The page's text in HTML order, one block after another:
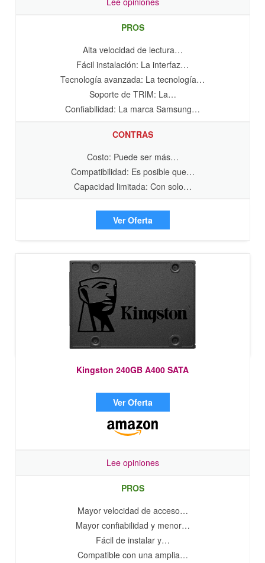
PROS
Alta velocidad de lectura…
Fácil instalación: La interfaz…
Tecnología avanzada: La tecnología…
Soporte de TRIM: La…
Confiabilidad: La marca Samsung…
CONTRAS
Costo: Puede ser más…
Compatibilidad: Es posible que…
Capacidad limitada: Con solo…
Ver Oferta
Kingston 240GB A400 SATA
Ver Oferta
Lee opiniones
PROS
Mayor velocidad de acceso…
Mayor confiabilidad y menor…
Fácil de instalar y…
Compatible con una amplia…